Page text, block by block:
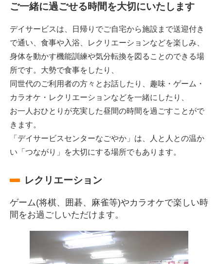
ご一緒に過ごせる時間を大切にいたします
デイサービスは、日帰りでご自宅から施設まで送迎付き
で通い、食事や入浴、レクリエーションなどを楽しみ、
身体を動かす機能訓練や気分転換を図ることのできる場
所です。大勢で食事をしたり、
同世代のご利用者の方々とお話したり、趣味・ゲーム・
カラオケ・レクリエーションなどを一緒にしたり、
お一人おひとりが充実した昼間の時間を過ごすことがで
きます。
「デイサービスセンターなごやか」は、人と人との温か
い「つながり」を大切にする場所でもあります。
レクリエーション
ゲーム(将棋、囲碁、麻雀等)やカラオケで楽しい時
間をお過ごしいただけます。